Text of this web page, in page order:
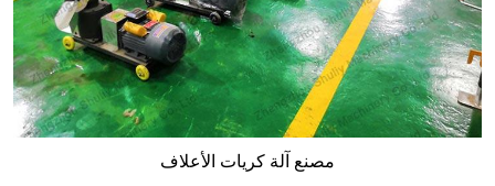
مصنع آلة كريات الأعلاف